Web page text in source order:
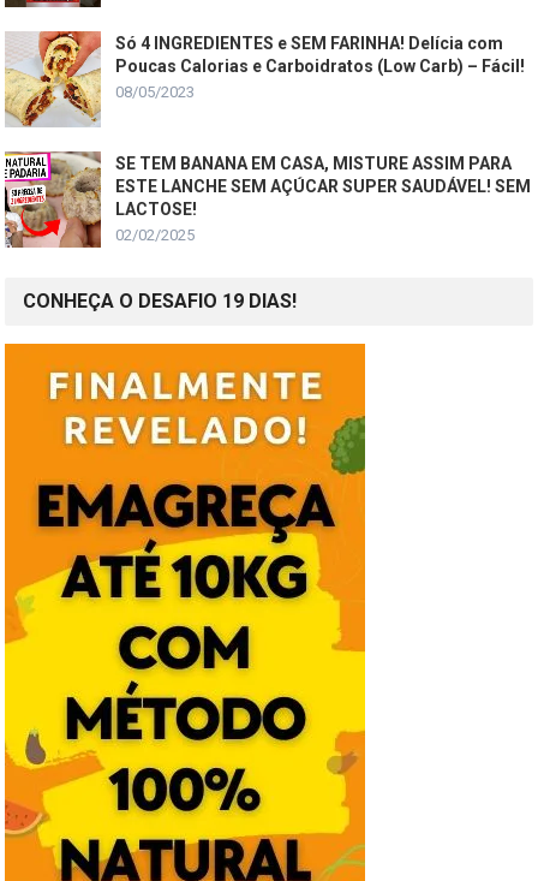
Só 4 INGREDIENTES e SEM FARINHA! Delícia com
Poucas Calorias e Carboidratos (Low Carb) – Fácil!
08/05/2023
SE TEM BANANA EM CASA, MISTURE ASSIM PARA
ESTE LANCHE SEM AÇÚCAR SUPER SAUDÁVEL! SEM
LACTOSE!
02/02/2025
CONHEÇA O DESAFIO 19 DIAS!